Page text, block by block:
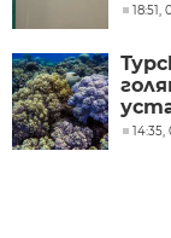
18:51,
14:35,